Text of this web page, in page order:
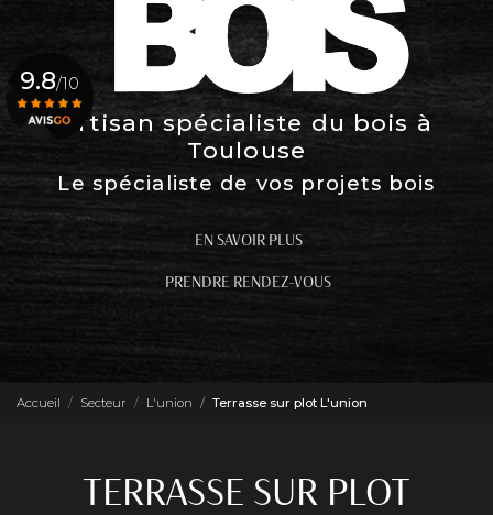
Artisan spécialiste du bois à
Toulouse
Le spécialiste de vos projets bois
EN SAVOIR PLUS
PRENDRE RENDEZ-VOUS
9.8/10
Accueil Secteur L'union Terrasse sur plot L'union
TERRASSE SUR PLOT